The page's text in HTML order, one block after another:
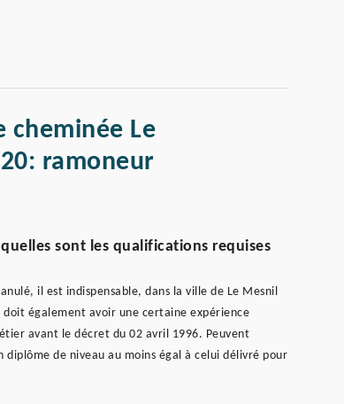
cheminée Le
ramoneur
sont les qualifications requises
il est indispensable, dans la ville de Le Mesnil
doit également avoir une certaine expérience
avant le décret du 02 avril 1996. Peuvent
de niveau au moins égal à celui délivré pour